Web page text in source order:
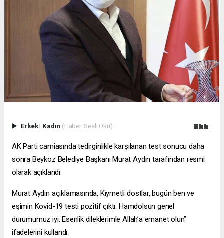
Erkek| Kadın (Haberi Sesli Oku)
AK Parti camiasında tedirginlikle karşılanan test sonucu daha
sonra Beykoz Belediye Başkanı Murat Aydın tarafından resmi
olarak açıklandı.
Murat Aydın açıklamasında, Kıymetli dostlar, bugün ben ve
eşimin Kovid-19 testi pozitif çıktı. Hamdolsun genel
durumumuz iyi. Esenlik dileklerimle Allah’a emanet olun”
ifadelerini kullandı.